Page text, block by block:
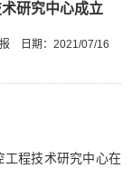
研究中心成立
日期：2021/07/16
程技术研究中心在